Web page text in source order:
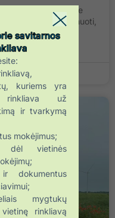
nei vien istoriją apie
duomenis, planuoti,
savo darbu
savitarnos
kuriems yra
rinkliava už
ir tvarkymą
mokėjimus;
dėl vietinės
dokumentus
mygtukų
rinkliavą